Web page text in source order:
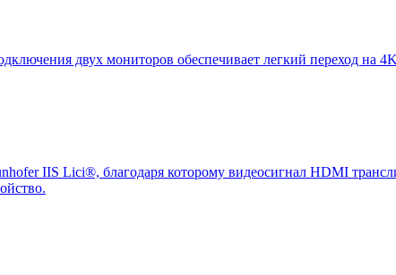
двух мониторов обеспечивает легкий переход на
IIS Lici®, благодаря которому видеосигнал HDMI